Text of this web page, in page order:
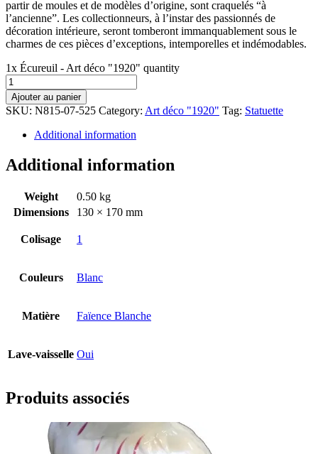
partir de moules et de modèles d’origine, sont craquelés “à
l’ancienne”. Les collectionneurs, à l’instar des passionnés de
décoration intérieure, seront tomberont immanquablement sous le
charmes de ces pièces d’exceptions, intemporelles et indémodables.
1x Écureuil - Art déco "1920" quantity
Ajouter au panier
SKU: N815-07-525 Category: Art déco "1920" Tag: Statuette
Additional information
Additional information
Weight
0.50 kg
Dimensions
130 × 170 mm
Colisage 1
Couleurs Blanc
Matière Faïence Blanche
Lave-vaisselle Oui
Produits associés